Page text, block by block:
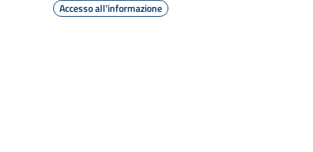
Accesso all'informazione